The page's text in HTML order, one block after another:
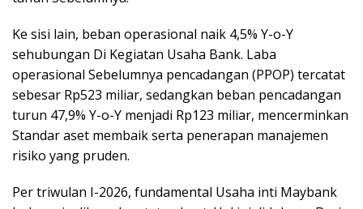
Ke sisi lain, beban operasional naik 4,5% Y-o-Y
sehubungan Di Kegiatan Usaha Bank. Laba
operasional Sebelumnya pencadangan (PPOP) tercatat
sebesar Rp523 miliar, sedangkan beban pencadangan
turun 47,9% Y-o-Y menjadi Rp123 miliar, mencerminkan
Standar aset membaik serta penerapan manajemen
risiko yang pruden.
Per triwulan I-2026, fundamental Usaha inti Maybank